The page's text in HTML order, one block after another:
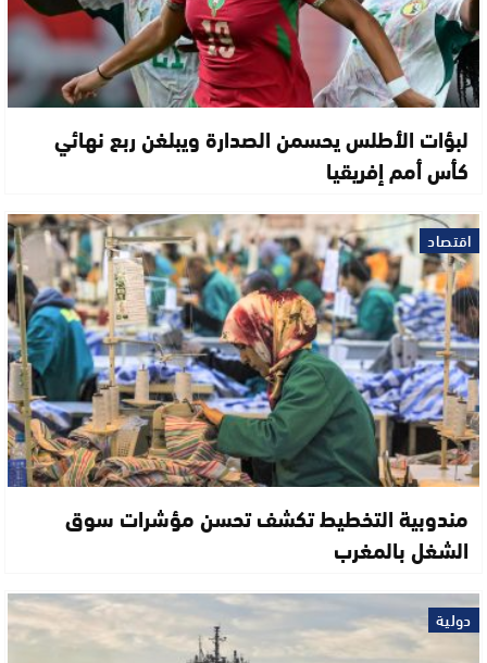
لبؤات الأطلس يحسمن الصدارة ويبلغن ربع نهائي
كأس أمم إفريقيا
اقتصاد
مندوبية التخطيط تكشف تحسن مؤشرات سوق
الشغل بالمغرب
دولية